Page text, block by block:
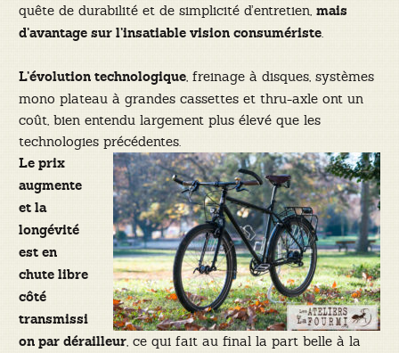
quête de durabilité et de simplicité d’entretien, mais
d’avantage sur l’insatiable vision consumériste.
L’évolution technologique, freinage à disques, systèmes
mono plateau à grandes cassettes et thru-axle ont un
coût, bien entendu largement plus élevé que les
technologies précédentes.
Le prix
augmente
et la
longévité
est en
chute libre
côté
transmissi
on par dérailleur, ce qui fait au final la part belle à la